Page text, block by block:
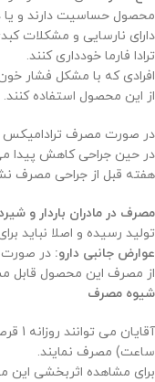
محصول حساسیت دارند و یا
دارای نارسایی و مشکلات
ترادا فارما خودداری کنند.
افرادی که با مشکل فشار
از این محصول استفاده کنند.
در صورت مصرف ترادامیکس
هفته قبل از جراحی مصرف
مصرف در مادران باردار و
تولید رسیده و اصلا نباید
عوارض جانبی دارو: در صورت
از مصرف این محصول قابل
شیوه مصرف
ساعت) مصرف نمایند.